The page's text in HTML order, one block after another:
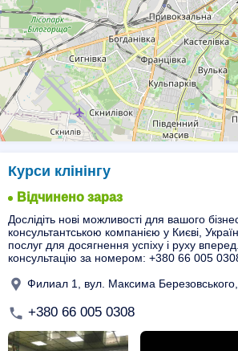
Курси клінінгу
Відчинено зараз
Дослідіть нові можливості для вашого
консультантською компанією у Києві,
послуг для досягнення успіху і руху
консультацію за номером: +380 66 005
Филиал 1, вул. Максима
+380 66 005 0308